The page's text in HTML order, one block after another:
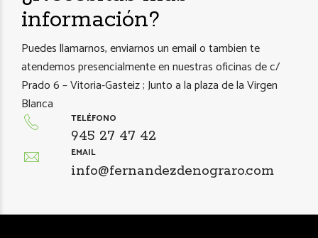
información?
Puedes llamarnos, enviarnos un email o tambien te
atendemos presencialmente en nuestras oficinas de c/
Prado 6 – Vitoria-Gasteiz ; Junto a la plaza de la Virgen
Blanca
TELÉFONO
945 27 47 42
EMAIL
info@fernandezdenograro.com